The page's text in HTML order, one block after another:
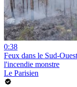
0:38
Feux dans le Sud-
l'incendie monstre
Le Parisien